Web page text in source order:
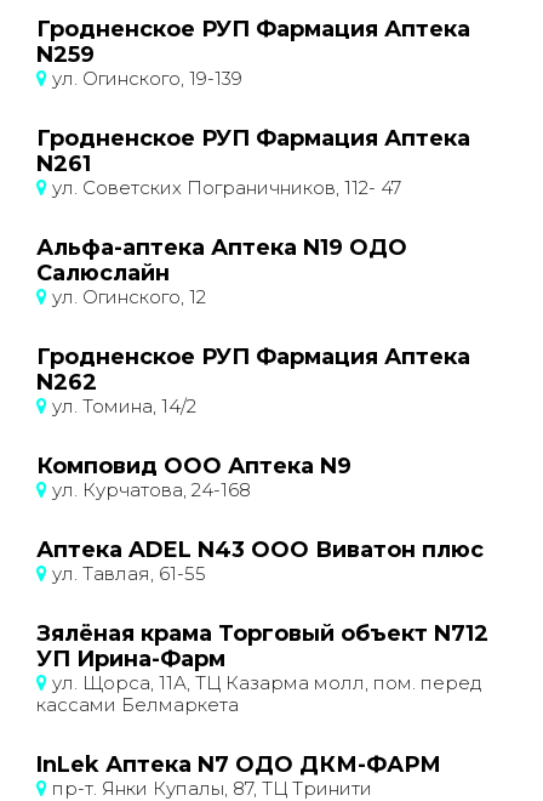
Гродненское РУП Фармация Аптека
N259
ул. Огинского, 19-139
Гродненское РУП Фармация Аптека
N261
ул. Советских Пограничников, 112- 47
Альфа-аптека Аптека N19 ОДО
Салюслайн
ул. Огинского, 12
Гродненское РУП Фармация Аптека
N262
ул. Томина, 14/2
Комповид ООО Аптека N9
ул. Курчатова, 24-168
Аптека ADEL N43 ООО Виватон плюс
ул. Тавлая, 61-55
Зялёная крама Торговый объект N712
УП Ирина-Фарм
ул. Щорса, 11А, ТЦ Казарма молл, пом. перед
кассами Белмаркета
InLek Аптека N7 ОДО ДКМ-ФАРМ
пр-т. Янки Купалы, 87, ТЦ Тринити